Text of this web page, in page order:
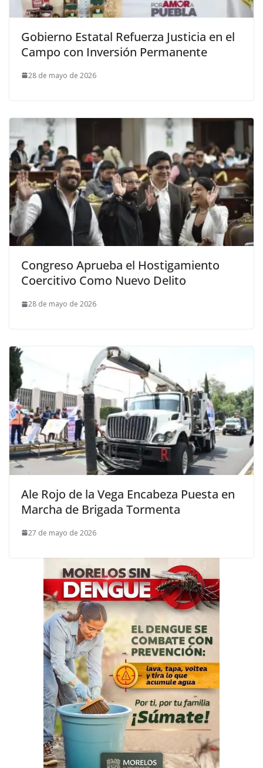
Gobierno Estatal Refuerza Justicia en el
Campo con Inversión Permanente
28 de mayo de 2026
Congreso Aprueba el Hostigamiento
Coercitivo Como Nuevo Delito
28 de mayo de 2026
Ale Rojo de la Vega Encabeza Puesta en
Marcha de Brigada Tormenta
27 de mayo de 2026